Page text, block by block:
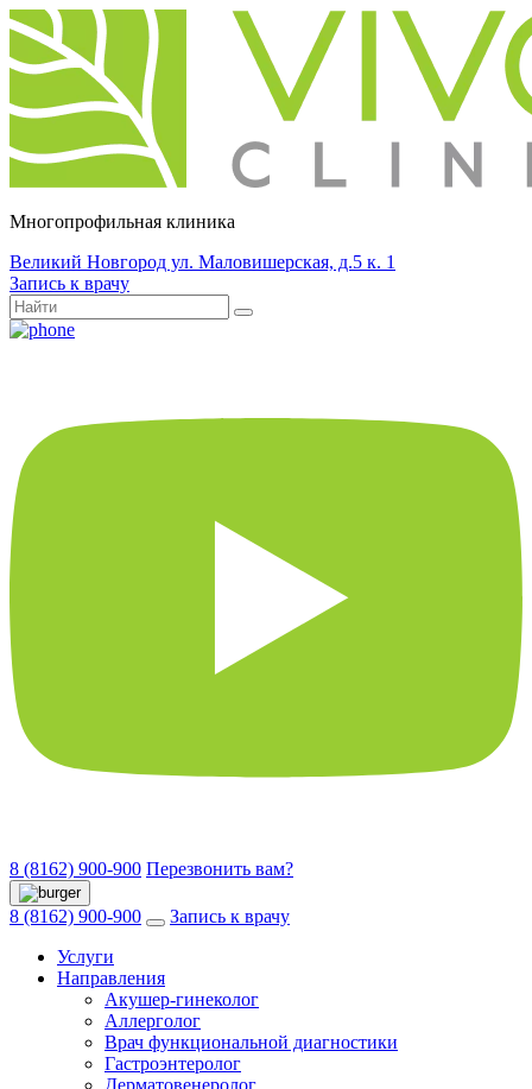
Многопрофильная клиника
Великий Новгород ул. Маловишерская, д.5 к. 1
Запись к врачу
8 (8162) 900-900 Перезвонить вам?
8 (8162) 900-900
Запись к врачу
Услуги
Направления
Акушер-гинеколог
Аллерголог
Врач функциональной диагностики
Гастроэнтеролог
Дерматовенеролог